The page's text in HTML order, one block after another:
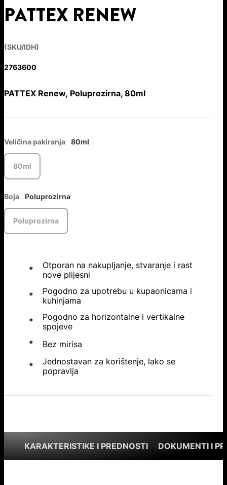
PATTEX RENEW
(SKU/IDH)
2763600
PATTEX Renew, Poluprozirna, 80ml
Veličina pakiranja 80ml
80ml
Boja Poluprozirna
Poluprozirna
Otporan na nakupljanje, stvaranje i rast
nove plijesni
Pogodno za upotrebu u kupaonicama i
kuhinjama
Pogodno za horizontalne i vertikalne
spojeve
Bez mirisa
Jednostavan za korištenje, lako se
popravlja
KARAKTERISTIKE I PREDNOSTI DOKUMENTI I